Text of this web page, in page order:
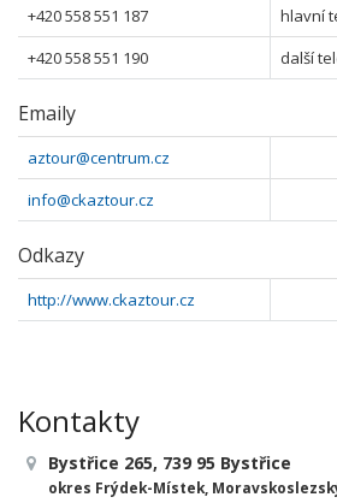
+420 558 551 187
hlavní
+420 558 551 190
další
Emaily
aztour@centrum.cz
info@ckaztour.cz
Odkazy
http://www.ckaztour.cz
Kontakty
Bystřice 265, 739 95 Bystřice
okres Frýdek-Místek,